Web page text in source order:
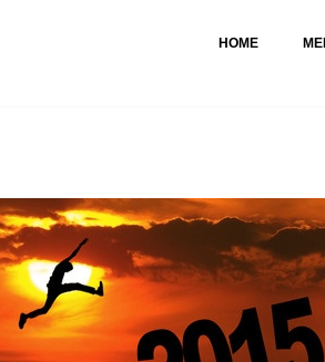
HOME